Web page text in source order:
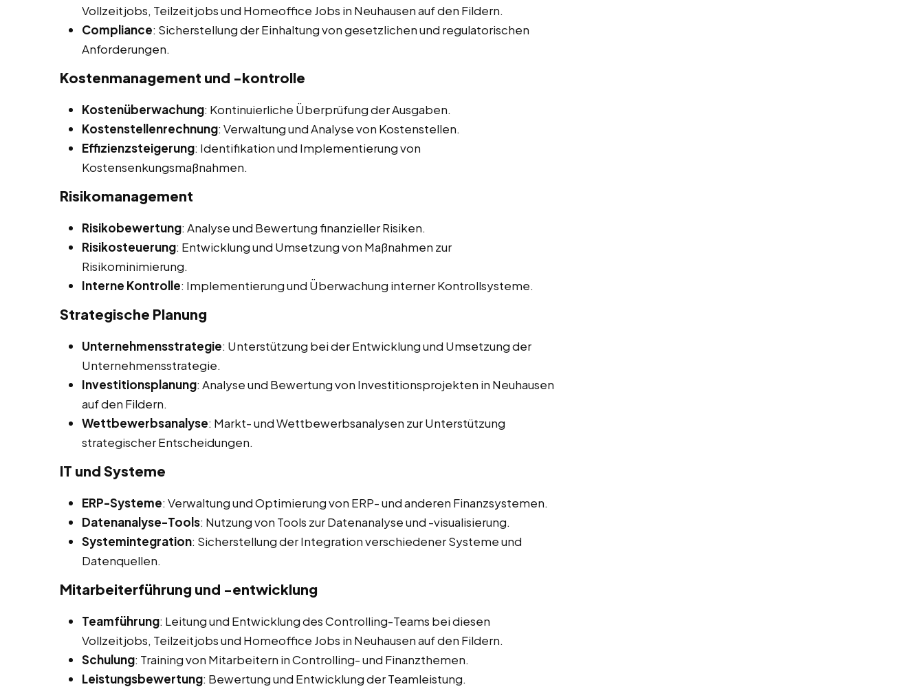
Vollzeitjobs, Teilzeitjobs und Homeoffice Jobs in Neuhausen auf den Fildern.
Compliance: Sicherstellung der Einhaltung von gesetzlichen und regulatorischen
Anforderungen.
Kostenmanagement und -kontrolle
Kostenüberwachung: Kontinuierliche Überprüfung der Ausgaben.
Kostenstellenrechnung: Verwaltung und Analyse von Kostenstellen.
Effizienzsteigerung: Identifikation und Implementierung von
Kostensenkungsmaßnahmen.
Risikomanagement
Risikobewertung: Analyse und Bewertung finanzieller Risiken.
Risikosteuerung: Entwicklung und Umsetzung von Maßnahmen zur
Risikominimierung.
Interne Kontrolle: Implementierung und Überwachung interner Kontrollsysteme.
Strategische Planung
Unternehmensstrategie: Unterstützung bei der Entwicklung und Umsetzung der
Unternehmensstrategie.
Investitionsplanung: Analyse und Bewertung von Investitionsprojekten in Neuhausen
auf den Fildern.
Wettbewerbsanalyse: Markt- und Wettbewerbsanalysen zur Unterstützung
strategischer Entscheidungen.
IT und Systeme
ERP-Systeme: Verwaltung und Optimierung von ERP- und anderen Finanzsystemen.
Datenanalyse-Tools: Nutzung von Tools zur Datenanalyse und -visualisierung.
Systemintegration: Sicherstellung der Integration verschiedener Systeme und
Datenquellen.
Mitarbeiterführung und -entwicklung
Teamführung: Leitung und Entwicklung des Controlling-Teams bei diesen
Vollzeitjobs, Teilzeitjobs und Homeoffice Jobs in Neuhausen auf den Fildern.
Schulung: Training von Mitarbeitern in Controlling- und Finanzthemen.
Leistungsbewertung: Bewertung und Entwicklung der Teamleistung.